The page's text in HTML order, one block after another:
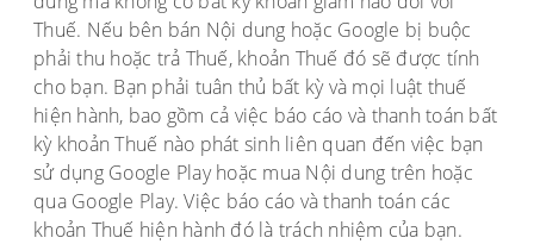
Thuế. Nếu bên bán Nội dung hoặc Google bị buộc
phải thu hoặc trả Thuế, khoản Thuế đó sẽ được tính
cho bạn. Bạn phải tuân thủ bất kỳ và mọi luật thuế
hiện hành, bao gồm cả việc báo cáo và thanh toán bất
kỳ khoản Thuế nào phát sinh liên quan đến việc bạn
sử dụng Google Play hoặc mua Nội dung trên hoặc
qua Google Play. Việc báo cáo và thanh toán các
khoản Thuế hiện hành đó là trách nhiệm của bạn.